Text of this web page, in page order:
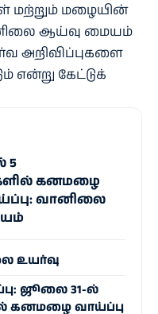
மற்றும் மழையின்
ஆய்வு மையம்
அறிவிப்புகளை
என்று கேட்டுக்
5
கனமழை
வானிலை
உயர்வு
ஜூலை 31-ல்
கனமழை வாய்ப்பு